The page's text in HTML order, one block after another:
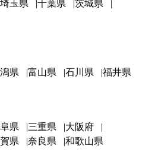
埼玉県 千葉県
茨城県
県 富山県 石川県 福井県
県 三重県
大阪府
県 奈良県 和歌山県